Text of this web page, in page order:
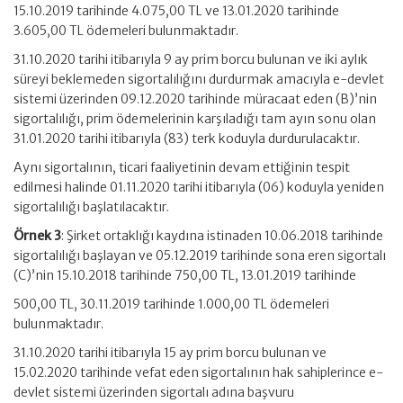
15.10.2019 tarihinde 4.075,00 TL ve 13.01.2020 tarihinde
3.605,00 TL ödemeleri bulunmaktadır.
31.10.2020 tarihi itibarıyla 9 ay prim borcu bulunan ve iki aylık
süreyi beklemeden sigortalılığını durdurmak amacıyla e-devlet
sistemi üzerinden 09.12.2020 tarihinde müracaat eden (B)’nin
sigortalılığı, prim ödemelerinin karşıladığı tam ayın sonu olan
31.01.2020 tarihi itibarıyla (83) terk koduyla durdurulacaktır.
Aynı sigortalının, ticari faaliyetinin devam ettiğinin tespit
edilmesi halinde 01.11.2020 tarihi itibarıyla (06) koduyla yeniden
sigortalılığı başlatılacaktır.
Örnek 3: Şirket ortaklığı kaydına istinaden 10.06.2018 tarihinde
sigortalılığı başlayan ve 05.12.2019 tarihinde sona eren sigortalı
(C)’nin 15.10.2018 tarihinde 750,00 TL, 13.01.2019 tarihinde
500,00 TL, 30.11.2019 tarihinde 1.000,00 TL ödemeleri
bulunmaktadır.
31.10.2020 tarihi itibarıyla 15 ay prim borcu bulunan ve
15.02.2020 tarihinde vefat eden sigortalının hak sahiplerince e-
devlet sistemi üzerinden sigortalı adına başvuru